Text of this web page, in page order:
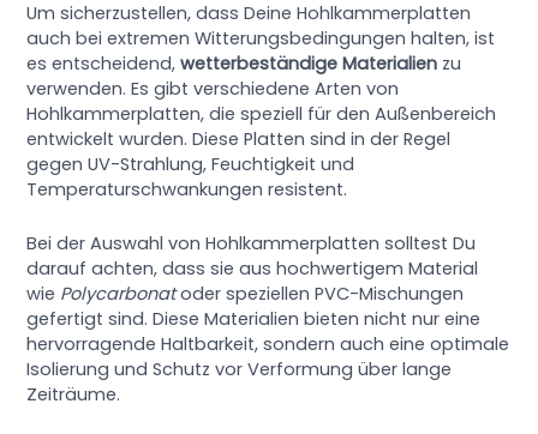
Um sicherzustellen, dass Deine Hohlkammerplatten
auch bei extremen Witterungsbedingungen halten, ist
es entscheidend,wetterbeständige Materialien zu
verwenden. Es gibt verschiedene Arten von
Hohlkammerplatten, die speziell für den Außenbereich
entwickelt wurden. Diese Platten sind in der Regel
gegen UV-Strahlung, Feuchtigkeit und
Temperaturschwankungen resistent.
Bei der Auswahl von Hohlkammerplatten solltest Du
darauf achten, dass sie aus hochwertigem Material
wie Polycarbonatoder speziellen PVC-Mischungen
gefertigt sind. Diese Materialien bieten nicht nur eine
hervorragende Haltbarkeit, sondern auch eine optimale
Isolierung und Schutz vor Verformung über lange
Zeiträume.